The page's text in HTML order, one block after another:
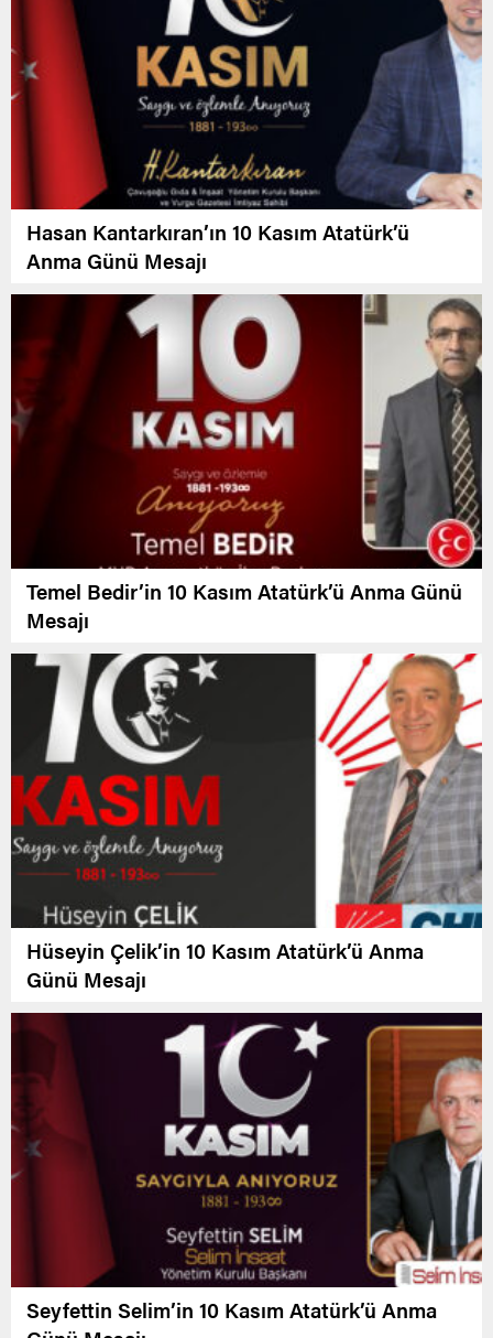
Hasan Kantarkıran’ın 10 Kasım Atatürk’ü
Anma Günü Mesajı
Temel Bedir’in 10 Kasım Atatürk’ü Anma Günü
Mesajı
Hüseyin Çelik’in 10 Kasım Atatürk’ü Anma
Günü Mesajı
Seyfettin Selim’in 10 Kasım Atatürk’ü Anma